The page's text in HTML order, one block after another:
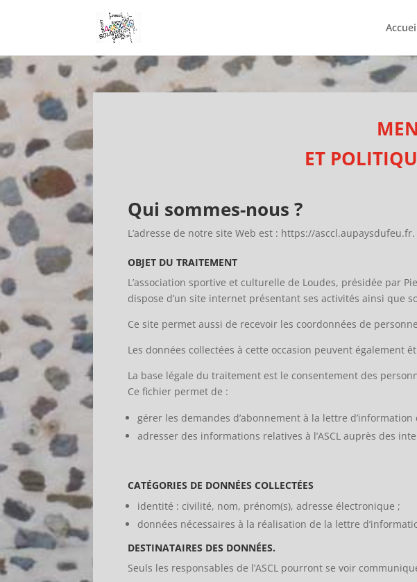
ET
Qui sommes-nous ?
L’adresse de notre site Web est : https://asccl.aupaysdufeu.fr.
OBJET DU TRAITEMENT
L’association sportive et culturelle de Loudes, présidée par
dispose d’un site internet présentant ses activités ainsi que
Ce site permet aussi de recevoir les coordonnées de
Les données collectées à cette occasion peuvent
La base légale du traitement est le consentement des
Ce fichier permet de :
gérer les demandes d’abonnement à la lettre d’information
adresser des informations relatives à l’ASCL auprès des
CATÉGORIES DE DONNÉES COLLECTÉES
identité : civilité, nom, prénom(s), adresse électronique ;
données nécessaires à la réalisation de la lettre
DESTINATAIRES DES DONNÉES.
Seuls les responsables de l’ASCL pourront se voir